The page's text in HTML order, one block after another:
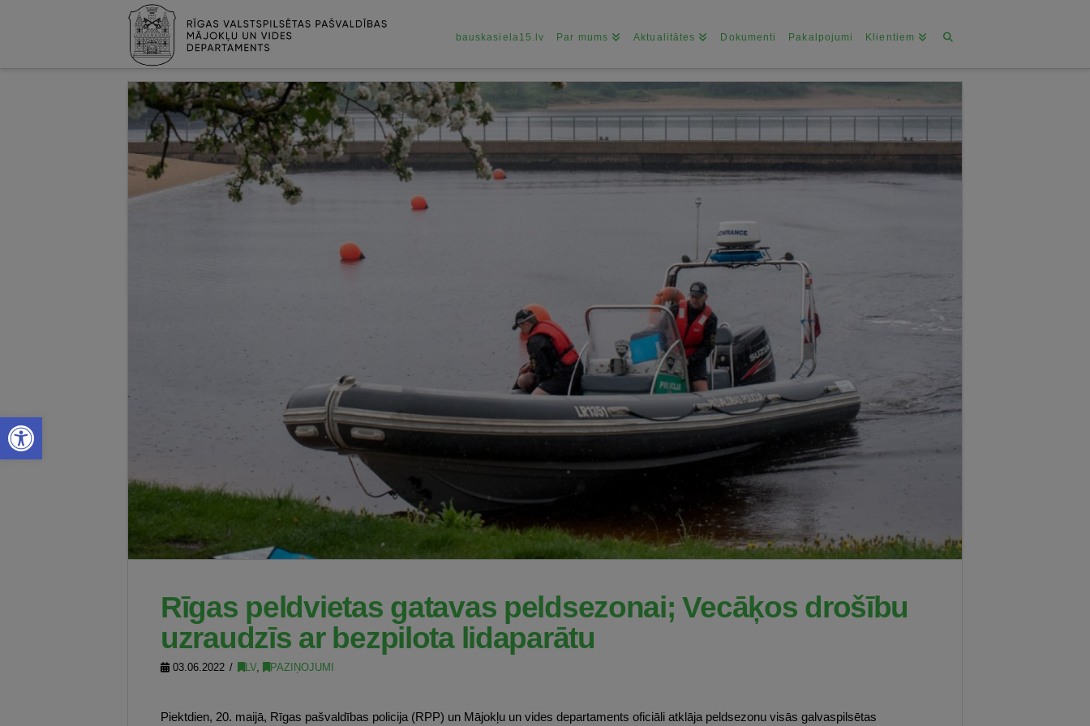
Open toolbar
bauskasiela15.lv Par mums Aktualitātes Dokumenti Pakalpojumi Klientiem
Rīgas peldvietas gatavas peldsezonai; Vecāķos drošību
uzraudzīs ar bezpilota lidaparātu
03.06.2022 LV, PAZIŅOJUMI
Piektdien, 20. maijā, Rīgas pašvaldības policija (RPP) un Mājokļu un vides departaments oficiāli atklāja peldsezonu visās galvaspilsētas